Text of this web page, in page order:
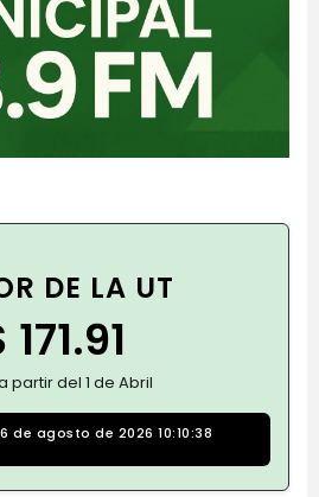
DE LA UT
171.91
partir del 1 de Abril
de agosto de 2026 10:10:39